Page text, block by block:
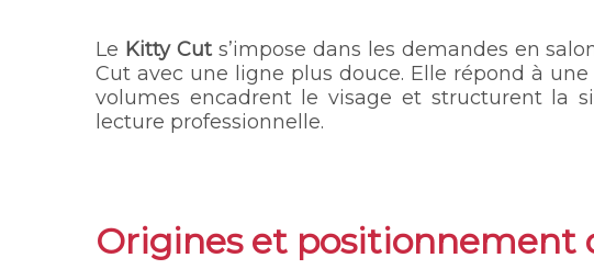
Le Kitty Cuts’impose dans les demandes en
Cut avec une ligne plus douce. Elle répond à
volumes encadrent le visage et structurent la
lecture professionnelle.
Origines et positionnement